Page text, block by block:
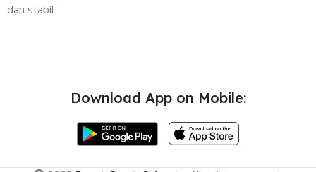
dan stabil
Download App on Mobile: